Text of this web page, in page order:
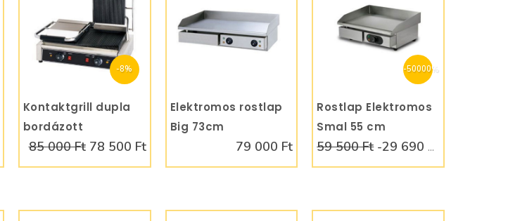
-8%
KOSÁRBA
Kontaktgrill dupla
bordázott
85 000 Ft78 500 Ft
KOSÁRBA
Elektromos rostlap
Big 73cm
79 000 Ft
-50000%
KOSÁRBA
Rostlap Elektromos
Smal 55 cm
59 500 Ft-29 690 500 Ft